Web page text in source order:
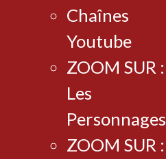
Chaînes
Youtube
ZOOM SUR :
Les
Personnages
ZOOM SUR :